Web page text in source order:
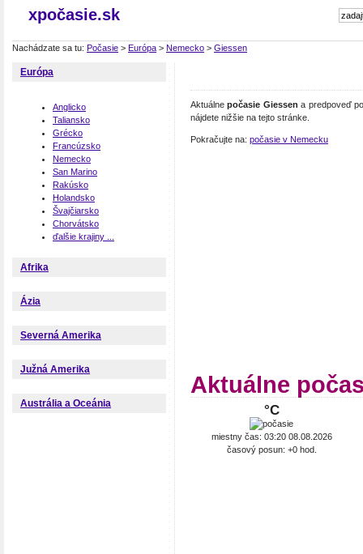
xpočasie.sk
Nachádzate sa tu: Počasie > Európa > Nemecko > Giessen
Európa
Anglicko
Taliansko
Grécko
Francúzsko
Nemecko
San Marino
Rakúsko
Holandsko
Švajčiarsko
Chorvátsko
ďalšie krajiny ...
Afrika
Ázia
Severná Amerika
Južná Amerika
Austrália a Oceánia
Aktuálnepočasie Giessen a predpoveď
nájdete nižšie na tejto stránke.
Pokračujte na: počasie v Nemecku
Aktuálne
°C
miestny čas: 03:20 08.08.2026
časový posun: +0 hod.